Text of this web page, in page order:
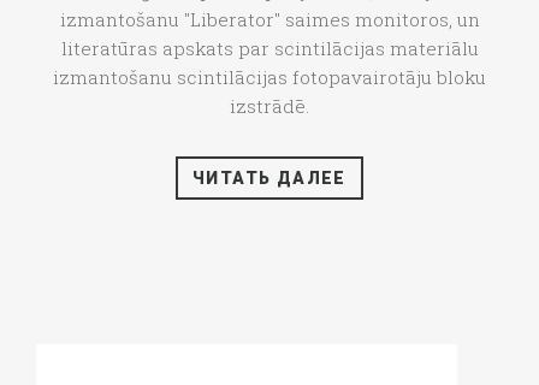
izmantošanu "Liberator" saimes monitoros, un
literatūras apskats par scintilācijas materiālu
izmantošanu scintilācijas fotopavairotāju bloku
izstrādē.
ЧИТАТЬ ДАЛЕЕ